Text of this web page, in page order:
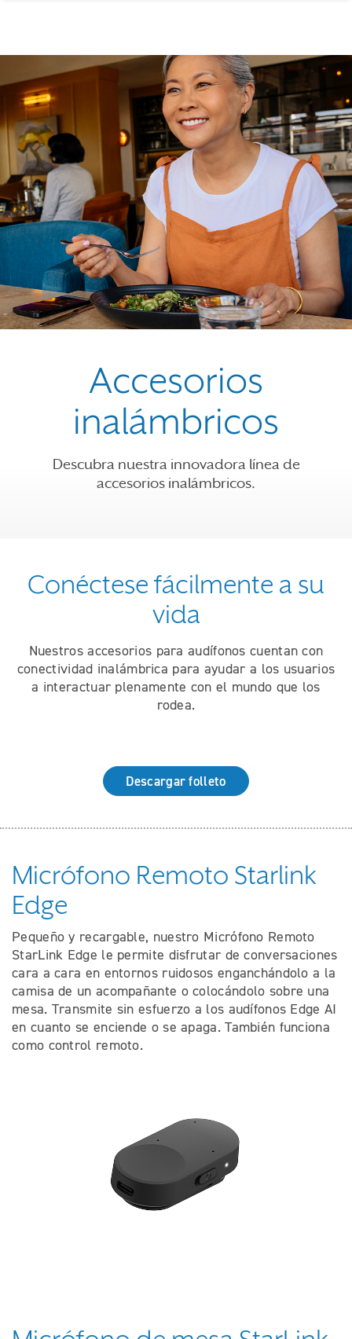
Accesorios
inalámbricos
Descubra nuestra innovadora línea de
accesorios inalámbricos.
Conéctese fácilmente a su
vida
Nuestros accesorios para audífonos cuentan con
conectividad inalámbrica para ayudar a los usuarios
a interactuar plenamente con el mundo que los
rodea.
Descargar folleto
Micrófono Remoto Starlink
Edge
Pequeño y recargable, nuestro Micrófono Remoto
StarLink Edge le permite disfrutar de conversaciones
cara a cara en entornos ruidosos enganchándolo a la
camisa de un acompañante o colocándolo sobre una
mesa. Transmite sin esfuerzo a los audífonos Edge AI
en cuanto se enciende o se apaga. También funciona
como control remoto.